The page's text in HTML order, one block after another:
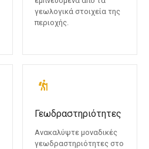
γεωλογικά στοιχεία της
περιοχής.
Γεωδραστηριότητες
Ανακαλύψτε μοναδικές
γεωδραστηριότητες στο